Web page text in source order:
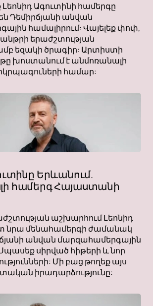
Ագուտինի համերգը
Դեմիրճյանի անվան
համալիրում: Վայելեք փոփ,
երաժշտության
եզակի ծրագիր: Արտիստի
խոստանում է անմոռանալի
համար:
Երևանում.
համերգ Հայաստանի
աշխարհում Լեոնիդ
նրա մենահամերգի ժամանակ
անվան մարզահամերգային
սիրված հիթերի և նոր
Մի բաց թողեք այս
​​իրադարձությունը: